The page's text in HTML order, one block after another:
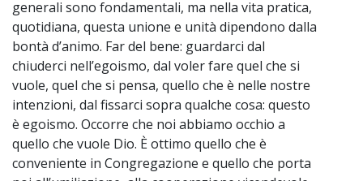
generali sono fondamentali, ma nella vita pratica,
quotidiana, questa unione e unità dipendono dalla
bontà d’animo. Far del bene: guardarci dal
chiuderci nell’egoismo, dal voler fare quel che si
vuole, quel che si pensa, quello che è nelle nostre
intenzioni, dal fissarci sopra qualche cosa: questo
è egoismo. Occorre che noi abbiamo occhio a
quello che vuole Dio. È ottimo quello che è
conveniente in Congregazione e quello che porta